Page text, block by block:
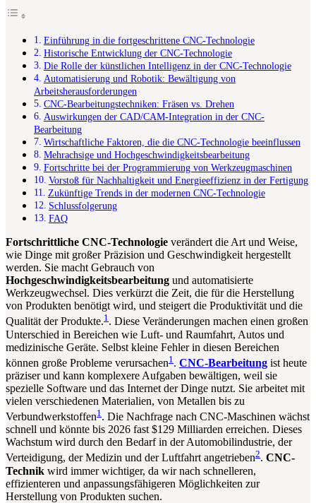
Einführung in die fortgeschrittene CNC-Technologie
Historische Entwicklung der CNC-Technologie
Die Rolle der künstlichen Intelligenz in der CNC-Technologie
Automatisierung und Robotik: Bewältigung von
Arbeitsherausforderungen
CNC-Bearbeitungstechniken: Fräsen vs. Drehen
Auswirkungen der CAD/CAM-Integration in der CNC-
Bearbeitung
Wirtschaftliche Faktoren, die die CNC-Technologie beeinflussen
Mehrachsige und Hochgeschwindigkeitsbearbeitung
Fortschritte bei der Programmierung von Werkzeugmaschinen
Vorstoß für Nachhaltigkeit und Energieeffizienz in der Fertigung
Zukünftige Trends in der modernen CNC-Technologie
Schlussfolgerung
FAQ
Fortschrittliche CNC-Technologie verändert die Art und Weise,
wie Dinge mit großer Präzision und Geschwindigkeit hergestellt
werden. Sie macht Gebrauch von
Hochgeschwindigkeitsbearbeitung und automatisierte
Werkzeugwechsel. Dies verkürzt die Zeit, die für die Herstellung
von Produkten benötigt wird, und steigert die Produktivität und die
Qualität der Produkte.1. Diese Veränderungen machen einen großen
Unterschied in Bereichen wie Luft- und Raumfahrt, Autos und
medizinische Geräte. Selbst kleine Fehler in diesen Bereichen
können große Probleme verursachen1 . CNC-Bearbeitung ist heute
präziser und kann komplexere Aufgaben bewältigen, weil sie
spezielle Software und das Internet der Dinge nutzt. Sie arbeitet mit
vielen verschiedenen Materialien, von Metallen bis zu
Verbundwerkstoffen1 . Die Nachfrage nach CNC-Maschinen wächst
schnell und könnte bis 2026 fast $129 Milliarden erreichen. Dieses
Wachstum wird durch den Bedarf in der Automobilindustrie, der
Verteidigung, der Medizin und der Luftfahrt angetrieben2. CNC-
Technik wird immer wichtiger, da wir nach schnelleren,
effizienteren und anpassungsfähigeren Möglichkeiten zur
Herstellung von Produkten suchen.